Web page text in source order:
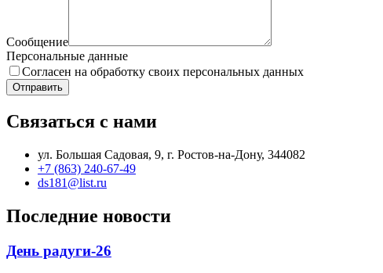
Сообщение
Персональные данные
Согласен на обработку своих персональных данных
Отправить
Связаться с нами
ул. Большая Садовая, 9, г. Ростов-на-Дону, 344082
+7 (863) 240-67-49
ds181@list.ru
Последние новости
День радуги-26